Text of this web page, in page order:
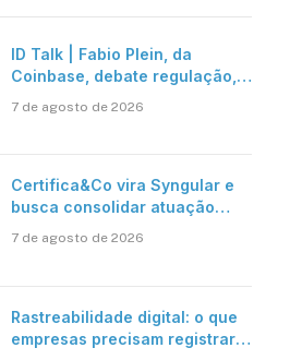
ID Talk | Fabio Plein, da
Coinbase, debate regulação,
7 de agosto de 2026
Certifica&Co vira Syngular e
busca consolidar atuação
7 de agosto de 2026
Rastreabilidade digital: o que
empresas precisam registrar